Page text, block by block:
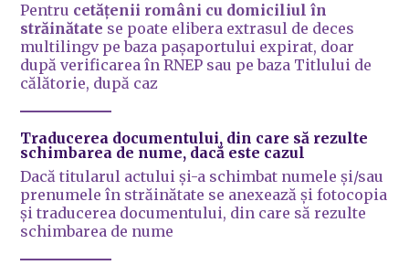
Pentru cetățenii români cu domiciliul în
străinătate se poate elibera extrasul de deces
multilingv pe baza pașaportului expirat, doar
după verificarea în RNEP sau pe baza Titlului de
călătorie, după caz
Traducerea documentului, din care să rezulte
schimbarea de nume, dacă este cazul
Dacă titularul actului şi-a schimbat numele şi/sau
prenumele în străinătate se anexează şi fotocopia
şi traducerea documentului, din care să rezulte
schimbarea de nume